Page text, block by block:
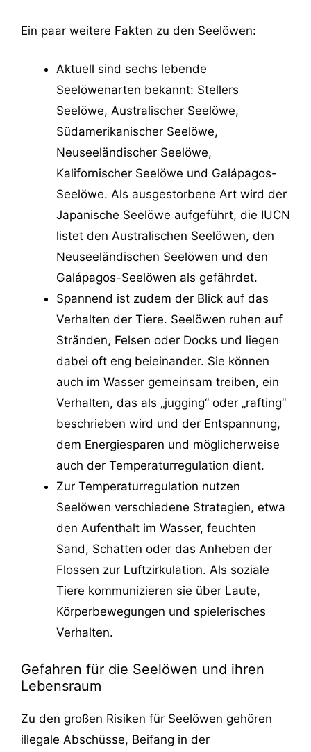
Ein paar weitere Fakten zu den Seelöwen:
Aktuell sind sechs lebende
Seelöwenarten bekannt: Stellers
Seelöwe, Australischer Seelöwe,
Südamerikanischer Seelöwe,
Neuseeländischer Seelöwe,
Kalifornischer Seelöwe und Galápagos-
Seelöwe. Als ausgestorbene Art wird der
Japanische Seelöwe aufgeführt, die IUCN
listet den Australischen Seelöwen, den
Neuseeländischen Seelöwen und den
Galápagos-Seelöwen als gefährdet.
Spannend ist zudem der Blick auf das
Verhalten der Tiere. Seelöwen ruhen auf
Stränden, Felsen oder Docks und liegen
dabei oft eng beieinander. Sie können
auch im Wasser gemeinsam treiben, ein
Verhalten, das als „jugging“ oder „rafting“
beschrieben wird und der Entspannung,
dem Energiesparen und möglicherweise
auch der Temperaturregulation dient.
Zur Temperaturregulation nutzen
Seelöwen verschiedene Strategien, etwa
den Aufenthalt im Wasser, feuchten
Sand, Schatten oder das Anheben der
Flossen zur Luftzirkulation. Als soziale
Tiere kommunizieren sie über Laute,
Körperbewegungen und spielerisches
Verhalten.
Gefahren für die Seelöwen und ihren
Lebensraum
Zu den großen Risiken für Seelöwen gehören
illegale Abschüsse, Beifang in der